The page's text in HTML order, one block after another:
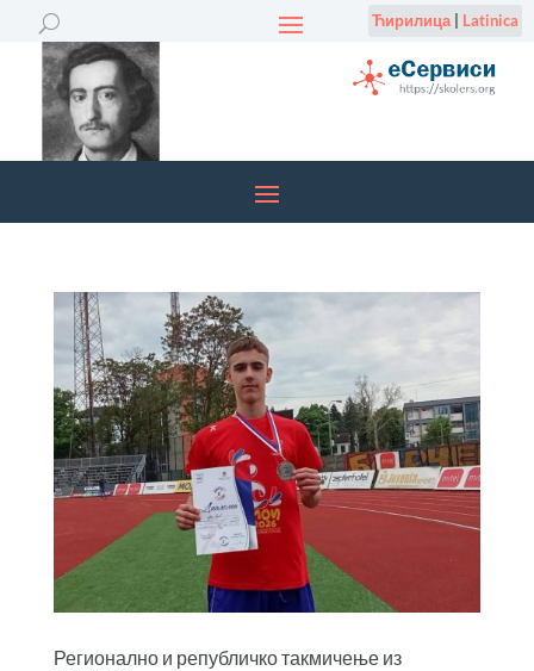
Ћирилица| Latinica
Регионално и републичко такмичење из